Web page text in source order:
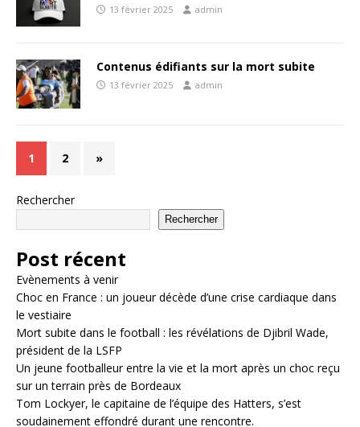
13 février 2025 admin
Contenus édifiants sur la mort subite
13 février 2025 admin
1 2 »
Rechercher
Rechercher
Post récent
Evènements à venir
Choc en France : un joueur décède d’une crise cardiaque dans
le vestiaire
Mort subite dans le football : les révélations de Djibril Wade,
président de la LSFP
Un jeune footballeur entre la vie et la mort après un choc reçu
sur un terrain près de Bordeaux
Tom Lockyer, le capitaine de l’équipe des Hatters, s’est
soudainement effondré durant une rencontre.